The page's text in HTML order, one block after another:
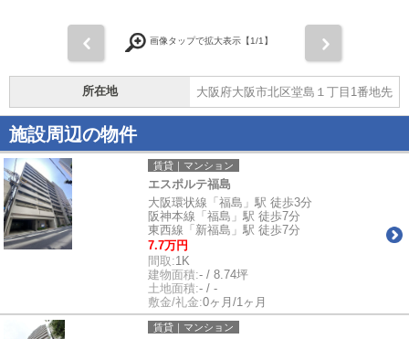
画像タップで拡大表示【1/1】
所在地 大阪府大阪市北区堂島１丁目1番地先
施設周辺の物件
賃貸｜マンション
エスポルテ福島
大阪環状線「福島」駅 徒歩3分
阪神本線「福島」駅 徒歩7分
東西線「新福島」駅 徒歩7分
7.7万円
間取:1K
建物面積:- / 8.74坪
土地面積:- / -
敷金/礼金:0ヶ月/1ヶ月
賃貸｜マンション